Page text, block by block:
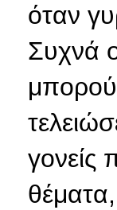
όταν
Συχνά
γονείς